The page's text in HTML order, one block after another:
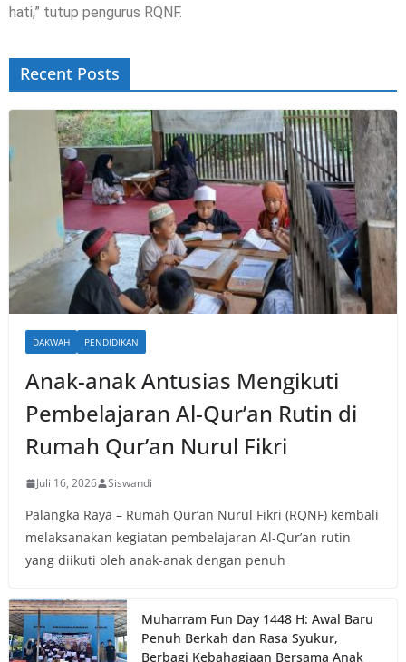
hati,” tutup pengurus RQNF.
Recent Posts
DAKWAH PENDIDIKAN
Anak-anak Antusias Mengikuti
Pembelajaran Al-Qur’an Rutin di
Rumah Qur’an Nurul Fikri
Juli 16, 2026 Siswandi
Palangka Raya – Rumah Qur’an Nurul Fikri (RQNF) kembali
melaksanakan kegiatan pembelajaran Al-Qur’an rutin
yang diikuti oleh anak-anak dengan penuh
Muharram Fun Day 1448 H: Awal Baru
Penuh Berkah dan Rasa Syukur,
Berbagi Kebahagiaan Bersama Anak